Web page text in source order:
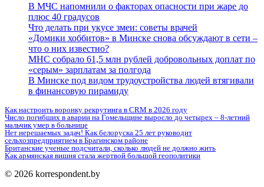
В МЧС напомнили о факторах опасности при жаре до
плюс 40 градусов
Что делать при укусе змеи: советы врачей
«Домики хоббитов» в Минске снова обсуждают в сети –
что о них известно?
МНС собрало 61,5 млн рублей добровольных доплат по
«серым» зарплатам за полгода
В Минске под видом трудоустройства людей втягивали
в финансовую пирамиду
Как настроить воронку рекрутинга в CRM в 2026 году
Число погибших в аварии на Гомельщине выросло до четырех – 8-летний
мальчик умер в больнице
Нет нерешаемых задач! Как белоруска 25 лет руководит
сельхозпредприятием в Брагинском районе
Британские ученые подсчитали, сколько людей не должно жить
Как армянская вишня стала жертвой большой геополитики
© 2026 korrespondent.by